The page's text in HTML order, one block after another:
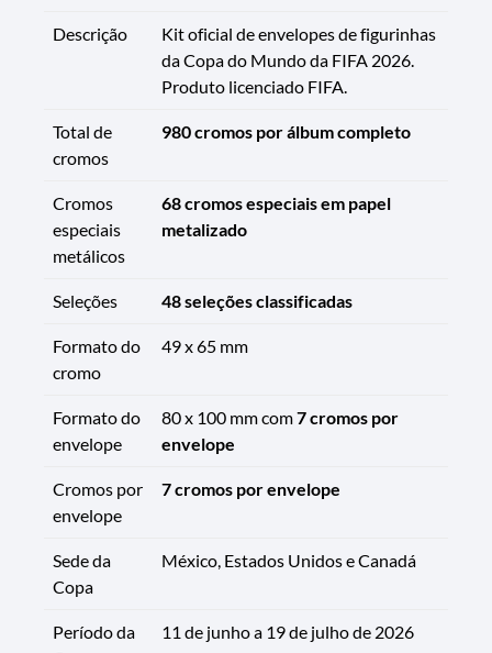
Descrição
Kit oficial de envelopes de figurinhas
da Copa do Mundo da FIFA 2026.
Produto licenciado FIFA.
Total de
cromos
980 cromos por álbum completo
Cromos
especiais
metálicos
68 cromos especiais em papel
metalizado
Seleções 48 seleções classificadas
Formato do
cromo
49 x 65 mm
Formato do
envelope
80 x 100 mm com7 cromos por
envelope
Cromos por
envelope
7 cromos por envelope
Sede da
Copa
México, Estados Unidos e Canadá
Período da
11 de junho a 19 de julho de 2026